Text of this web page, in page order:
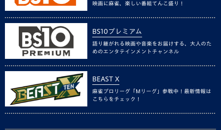
映画に麻雀、楽しい番組てんこ盛り！
BS10プレミアム
語り継がれる映画や音楽をお届けする、大人のた
めのエンタテインメントチャンネル
BEAST X
麻雀プロリーグ「Mリーグ」参戦中！最新情報は
こちらをチェック！